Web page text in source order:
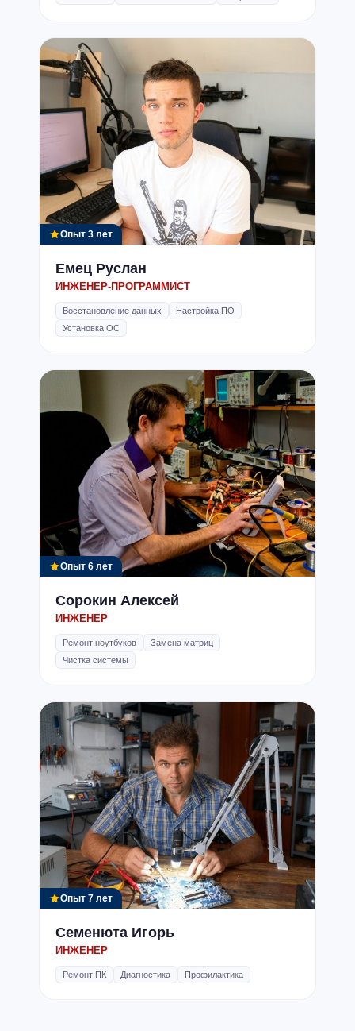
Опыт 3 лет
Емец Руслан
ИНЖЕНЕР-ПРОГРАММИСТ
Восстановление данных
Настройка ПО
Установка ОС
Опыт 6 лет
Сорокин Алексей
ИНЖЕНЕР
Ремонт ноутбуков
Замена матриц
Чистка системы
Опыт 7 лет
Семенюта Игорь
ИНЖЕНЕР
Ремонт ПК Диагностика Профилактика